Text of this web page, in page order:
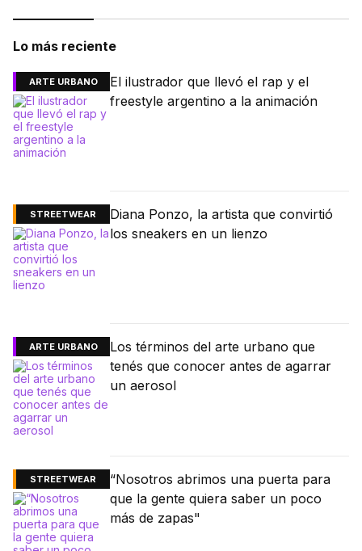
Lo más reciente
ARTE URBANO
El ilustrador que llevó el rap y el
freestyle argentino a la animación
STREETWEAR
Diana Ponzo, la artista que convirtió
los sneakers en un lienzo
ARTE URBANO
Los términos del arte urbano que
tenés que conocer antes de agarrar
un aerosol
STREETWEAR
“Nosotros abrimos una puerta para
que la gente quiera saber un poco
más de zapas"